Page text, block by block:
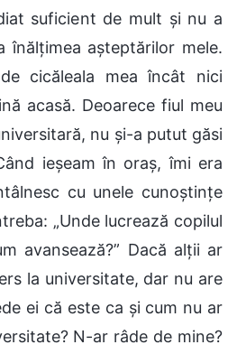
suficient de mult și nu a
înălțimea așteptărilor mele.
cicăleala mea încât nici
acasă. Deoarece fiul meu
nu și-a putut găsi
ieșeam în oraș, îmi era
cu unele cunoștințe
„Unde lucrează copilul
avansează?” Dacă alții ar
la universitate, dar nu are
ei că este ca și cum nu ar
N-ar râde de mine?